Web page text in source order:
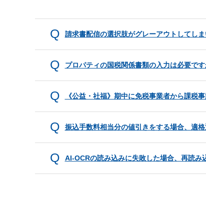
請求書配信の選択肢がグレーアウトしてし
プロパティの国税関係書類の入力は必要で
《公益・社福》期中に免税事業者から課税
振込手数料相当分の値引きをする場合、適
AI-OCRの読み込みに失敗した場合、再読み